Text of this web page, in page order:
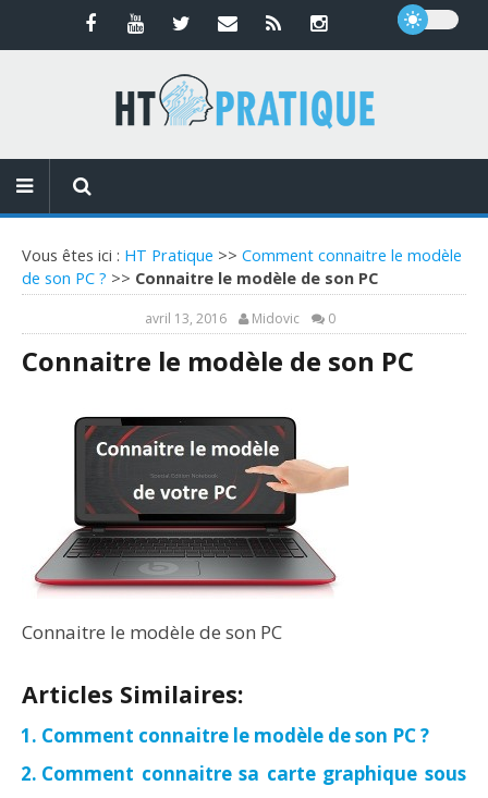
Vous êtes ici : HT Pratique >> Comment connaitre le modèle
de son PC ? >> Connaitre le modèle de son PC
avril 13, 2016 Midovic 0
Connaitre le modèle de son PC
Connaitre le modèle de son PC
Articles Similaires:
Comment connaitre le modèle de son PC ?
Comment connaitre sa carte graphique sous